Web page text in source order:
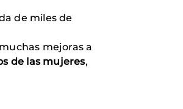
de miles de
mejoras a
de las mujeres,